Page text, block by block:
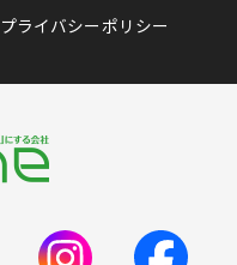
プライバシーポリシー